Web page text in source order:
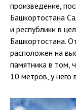
произведение,
Башкортостана
и республики в
Башкортостана.
расположен на
памятника в том,
10 метров, у него